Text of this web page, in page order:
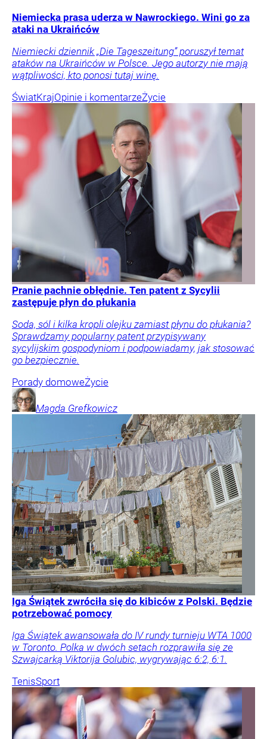
Niemiecka prasa uderza w Nawrockiego. Wini go za
ataki na Ukraińców
Niemiecki dziennik „Die Tageszeitung” poruszył temat
ataków na Ukraińców w Polsce. Jego autorzy nie mają
wątpliwości, kto ponosi tutaj winę.
ŚwiatKrajOpinie i komentarzeŻycie
Pranie pachnie obłędnie. Ten patent z Sycylii
zastępuje płyn do płukania
Soda, sól i kilka kropli olejku zamiast płynu do płukania?
Sprawdzamy popularny patent przypisywany
sycylijskim gospodyniom i podpowiadamy, jak stosować
go bezpiecznie.
Porady domoweŻycie
Magda Grefkowicz
Iga Świątek zwróciła się do kibiców z Polski. Będzie
potrzebować pomocy
Iga Świątek awansowała do IV rundy turnieju WTA 1000
w Toronto. Polka w dwóch setach rozprawiła się ze
Szwajcarką Viktorija Golubic, wygrywając 6:2, 6:1.
TenisSport